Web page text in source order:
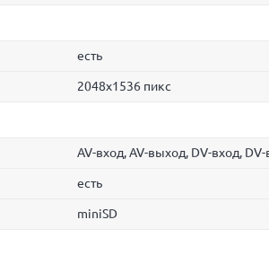
есть
2048x1536 пикс
AV-вход, AV-выход, DV-вход,
есть
miniSD